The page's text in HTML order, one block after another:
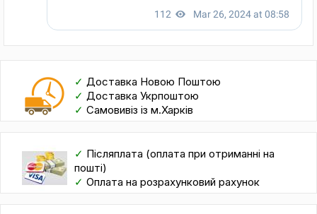
✓ Доставка Новою Поштою
✓ Доставка Укрпоштою
✓ Самовивіз із м.Харків
✓ Післяплата (оплата при отриманні на
пошті)
✓ Оплата на розрахунковий рахунок